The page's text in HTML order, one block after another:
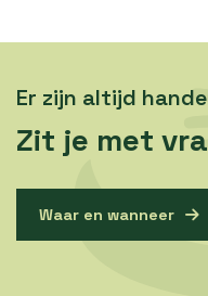
Er zijn altijd
Zit je met
Waar en wanneer